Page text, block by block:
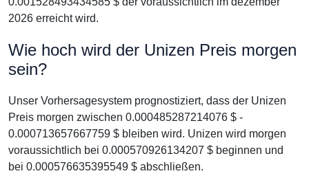
2026 erreicht wird.
Wie hoch wird der Unizen Preis morgen
sein?
Unser Vorhersagesystem prognostiziert, dass der Unizen
Preis morgen zwischen 0.000485287214076 $ -
0.000713657667759 $ bleiben wird. Unizen wird morgen
voraussichtlich bei 0.000570926134207 $ beginnen und
bei 0.000576635395549 $ abschließen.